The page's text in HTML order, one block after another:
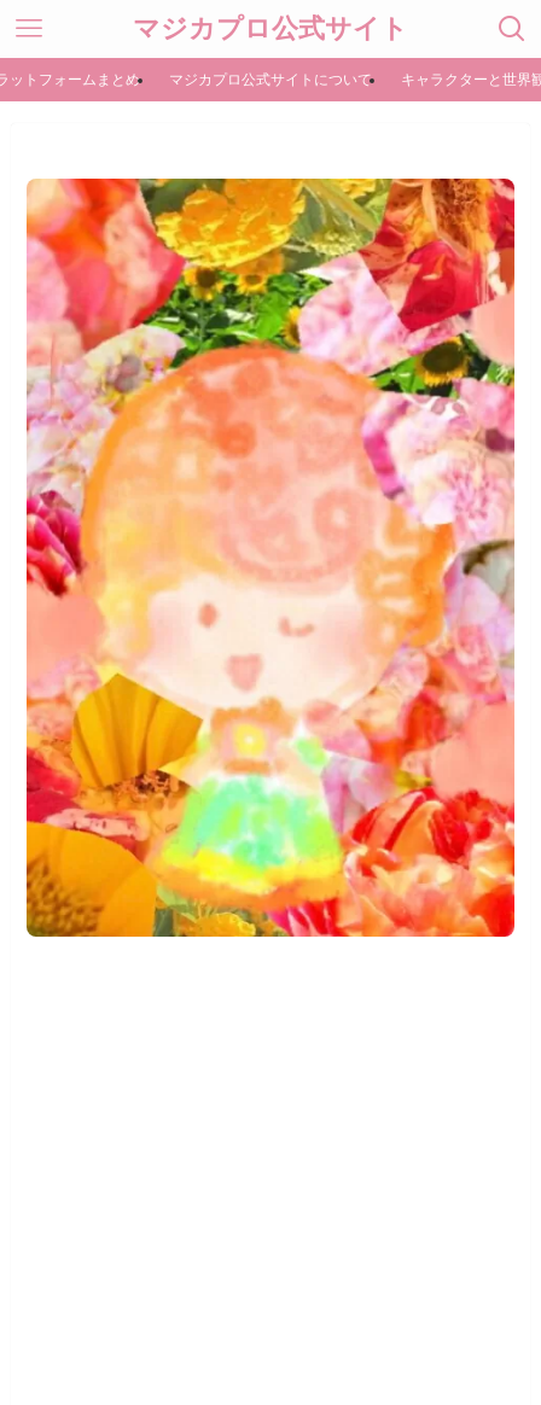
マジカプロ公式サイト
ットフォームまとめ マジカプロ公式サイトについて キャラクターと世界